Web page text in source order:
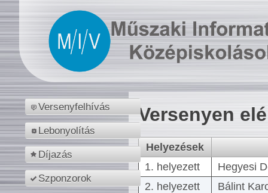
Versenyfelhívás
Lebonyolítás
Díjazás
Szponzorok
Versenyen
Helyezések
1. helyezett
Hegyesi
2. helyezett
Bálint